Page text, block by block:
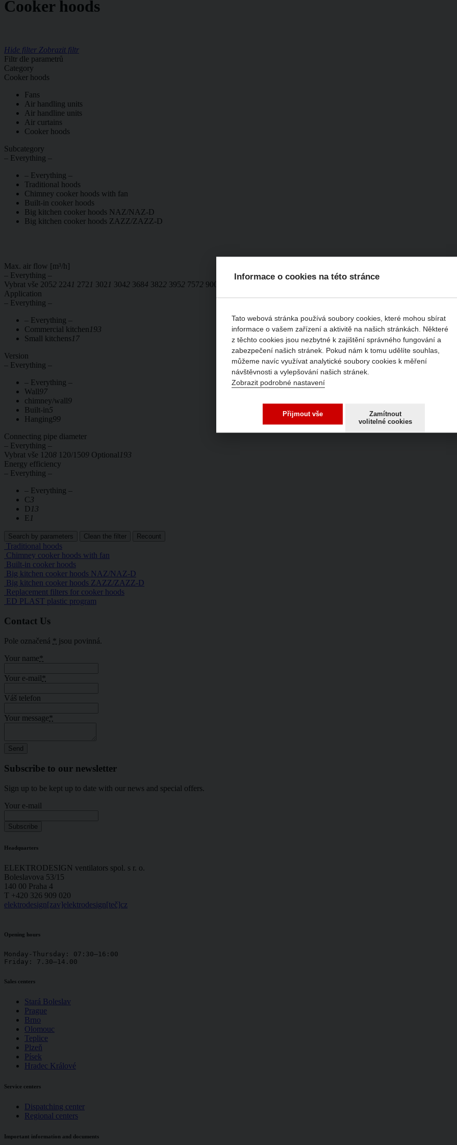
Cooker hoods
Hide filter Zobrazit filtr
Filtr dle parametrů
Category
Cooker hoods
Fans
Air handling units
Air handline units
Air curtains
Cooker hoods
Subcategory
– Everything –
– Everything –
Traditional hoods
Chimney cooker hoods with fan
Built-in cooker hoods
Big kitchen cooker hoods NAZ/NAZ-D
Big kitchen cooker hoods ZAZZ/ZAZZ-D
Max. air flow [m³/h]
– Everything –
Vybrat vše 2052 2241 272 1 302 1 3042 3684 3822 3952 7572 900
Application
– Everything –
– Everything –
Commercial kitchen 193
Small kitchens 17
Version
– Everything –
– Everything –
Wall97
chimney/wall9
Built-in5
Hanging99
Connecting pipe diameter
– Everything –
Vybrat vše 1208 120/1509 Optional 193
Energy efficiency
– Everything –
– Everything –
C3
D 13
E 1
Traditional hoods
Chimney cooker hoods with fan
Built-in cooker hoods
Big kitchen cooker hoods NAZ/NAZ-D
Big kitchen cooker hoods ZAZZ/ZAZZ-D
Replacement filters for cooker hoods
ED PLAST plastic program
Contact Us
Pole označená * jsou povinná.
Your name*
Your e-mail*
Váš telefon
Your message*
Subscribe to our newsletter
Sign up to be kept up to date with our news and special offers.
Your e-mail
Headquarters
ELEKTRODESIGN ventilators spol. s r. o.
Boleslavova 53/15
140 00 Praha 4
T +420 326 909 020
elektrodesign[zav]elektrodesign[teč]cz
Opening hours
Monday-Thursday: 07:30–16:00
Friday: 7.30–14.00
Sales centers
Stará Boleslav
Prague
Brno
Olomouc
Teplice
Plzeň
Písek
Hradec Králové
Service centers
Dispatching center
Regional centers
Important information and documents
Informace o cookies na této stránce
Tato webová stránka používá soubory cookies, které mohou sbírat
informace o vašem zařízení a aktivitě na našich stránkách. Některé
z těchto cookies jsou nezbytné k zajištění správného fungování a
zabezpečení našich stránek. Pokud nám k tomu udělíte souhlas,
můžeme navíc využívat analytické soubory cookies k měření
návštěvnosti a vylepšování našich stránek.
Zobrazit podrobné nastavení
Přijmout vše
Zamítnout
volitelné cookies